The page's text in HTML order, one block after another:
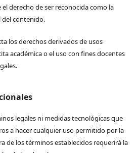
derecho de ser reconocida como la
del contenido.
los derechos derivados de usos
académica o el uso con fines docentes
legales ni medidas tecnológicas que
a hacer cualquier uso permitido por la
de los términos establecidos requerirá la